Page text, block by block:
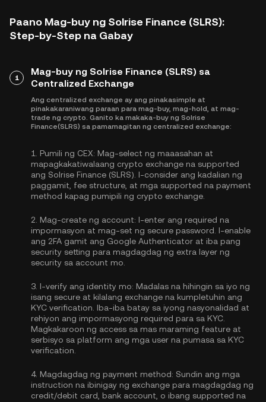
Paano Mag-buy ng Solrise Finance (SLRS):
Step-by-Step na Gabay
1
Mag-buy ng Solrise Finance (SLRS) sa
Centralized Exchange
Ang centralized exchange ay ang pinakasimple at
pinakakaraniwang paraan para mag-buy, mag-hold, at mag-
trade ng crypto. Ganito ka makaka-buy ng Solrise
Finance(SLRS) sa pamamagitan ng centralized exchange:
1. Pumili ng CEX: Mag-select ng maaasahan at
mapagkakatiwalaang crypto exchange na supported
ang Solrise Finance (SLRS). I-consider ang kadalian ng
paggamit, fee structure, at mga supported na payment
method kapag pumipili ng crypto exchange.
2. Mag-create ng account: I-enter ang required na
impormasyon at mag-set ng secure password. I-enable
ang 2FA gamit ang Google Authenticator at iba pang
security setting para magdagdag ng extra layer ng
security sa account mo.
3. I-verify ang identity mo: Madalas na hihingin sa iyo ng
isang secure at kilalang exchange na kumpletuhin ang
KYC verification . Iba-iba batay sa iyong nasyonalidad at
rehiyon ang impormasyong required para sa KYC.
Magkakaroon ng access sa mas maraming feature at
serbisyo sa platform ang mga user na pumasa sa KYC
verification.
4. Magdagdag ng payment method: Sundin ang mga
instruction na ibinigay ng exchange para magdagdag ng
credit/debit card, bank account, o ibang supported na